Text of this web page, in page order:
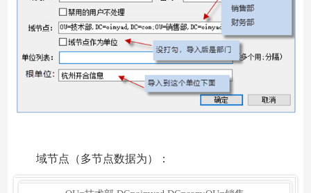
域节点（多节点数据为）：